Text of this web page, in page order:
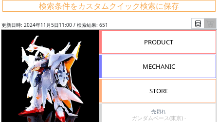
検索条件をカスタムクイック検索に保存
更新日時: 2024年11月5日11:00 / 検索結果: 651
PRODUCT
MECHANIC
STORE
売切れ
ガンダムベース(東京) -